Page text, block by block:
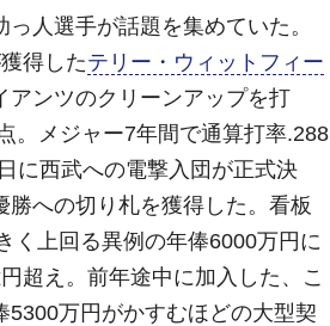
人選手が話題を集めていた。
得したテリー・ウィットフィー
アンツのクリーンアップを打
。メジャー7年間で通算打率.288
に西武への電撃入団が正式決
への切り札を獲得した。看板
く上回る異例の年俸6000万円に
超え。前年途中に加入した、こ
万円がかすむほどの大型契